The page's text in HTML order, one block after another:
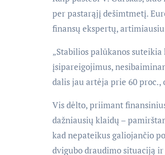
per pastarąjį dešimtmetį.
finansų ekspertų,
„Stabilios palūkanos
įsipareigojimus,
dalis jau artėja prie 60 proc.,
Vis dėlto, priimant
dažniausių klaidų –
kad nepateikus galiojančio
dvigubo draudimo situaciją